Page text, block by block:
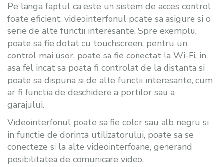
Pe langa faptul ca este un sistem de acces control
foate eficient, videointerfonul poate sa asigure si o
serie de alte functii interesante. Spre exemplu,
poate sa fie dotat cu touchscreen, pentru un
control mai usor, poate sa fie conectat la Wi-Fi, in
asa fel incat sa poata fi controlat de la distanta si
poate sa dispuna si de alte functii interesante, cum
ar fi functia de deschidere a portilor sau a
garajului.
Videointerfonul poate sa fie color sau alb negru si
in functie de dorinta utilizatorului, poate sa se
conecteze si la alte videointerfoane, generand
posibilitatea de comunicare video.